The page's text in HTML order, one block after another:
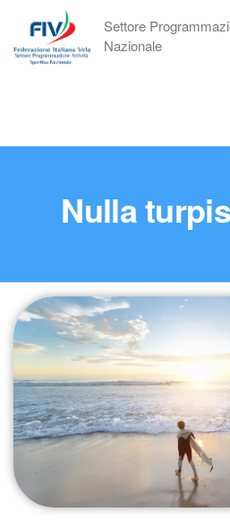
Settore
Nazionale
Nulla